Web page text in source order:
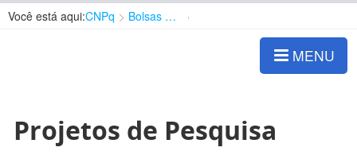
Você está aqui:CNPq Bolsas e Auxílios Vigentes
MENU
Projetos de Pesquisa